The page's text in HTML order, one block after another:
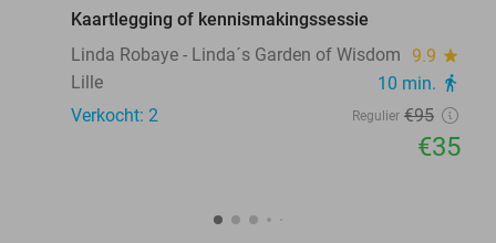
Kaartlegging of kennismakingssessie
Linda Robaye - Linda´s Garden of Wisdom 9.9 star
Lille 10 min. directions_walk
Verkocht: 2 Regulier €95
€35